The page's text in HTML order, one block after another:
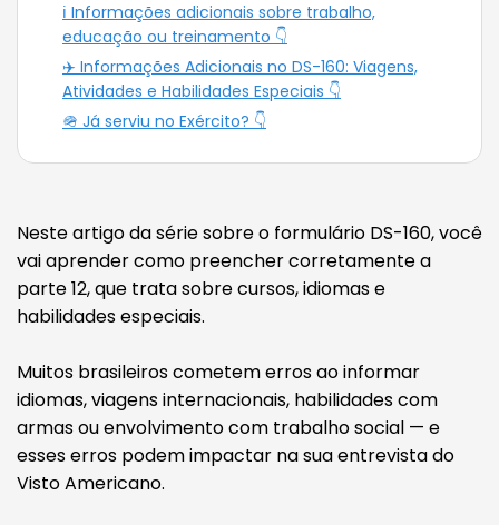
ℹ️ Informações adicionais sobre trabalho,
educação ou treinamento 👇
✈️ Informações Adicionais no DS-160: Viagens,
Atividades e Habilidades Especiais 👇
🪖 Já serviu no Exército? 👇
Neste artigo da série sobre o formulário DS-160, você
vai aprender como preencher corretamente a
parte 12, que trata sobre cursos, idiomas e
habilidades especiais.
Muitos brasileiros cometem erros ao informar
idiomas, viagens internacionais, habilidades com
armas ou envolvimento com trabalho social — e
esses erros podem impactar na sua entrevista do
Visto Americano.